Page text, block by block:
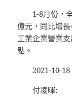
1-8月份，
億元，同比增
工業企業營業
點。
2021-10-
付凌暉: